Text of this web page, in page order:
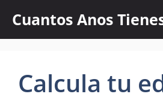
content
Cuantos Anos
Calcula tu